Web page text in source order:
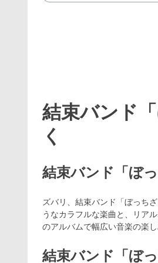
結束バンド
く
結束バンド「ぼ
ズバリ、結束バンド「ぼっち
うなカラフルな楽曲と、リア
のアルバムで幅広い音楽の楽し
結束バンド「ぼ